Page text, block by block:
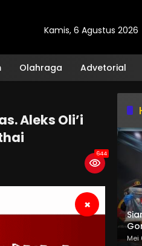
Kamis, 6 Agustus 2026
Olahraga Advetorial
Aleks Oli’i
644
×
Mei